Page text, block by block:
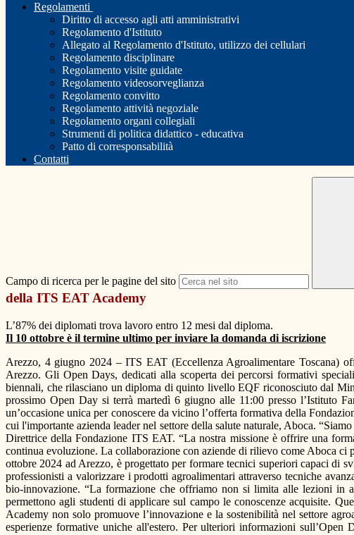
Regolamenti
Diritto di accesso agli atti amministrativi
Regolamento d'Istituto
Allegato al Regolamento d'Istituto, utilizzo dei cellulari
Regolamento disciplinare
Regolamento visite guidate
Regolamento videosorveglianza
Regolamento convitto
Regolamento attività negoziale
Regolamento organi collegiali
Strumenti di politica didattico - educativa
Patto di corresponsabilità
Contatti
Campo di ricerca per le pagine del sito
della ITS EAT Academy
L’87% dei diplomati trova lavoro entro 12 mesi dal diploma.
Il 10 ottobre è il termine ultimo per inviare la domanda di iscrizione
Arezzo, 4 giugno 2024 – ITS EAT (Eccellenza Agroalimentare Toscana)
Arezzo. Gli Open Days, dedicati alla scoperta dei percorsi formativi
biennali, che rilasciano un diploma di quinto livello EQF riconosciuto dal
prossimo Open Day si terrà martedì 6 giugno alle 11:00 presso l’Istituto
un’occasione unica per conoscere da vicino l’offerta formativa della
cui l'importante azienda leader nel settore della salute naturale, Aboca.
Direttrice della Fondazione ITS EAT. “La nostra missione è offrire una
continua evoluzione. La collaborazione con aziende di rilievo come Aboca
ottobre 2024 ad Arezzo, è progettato per formare tecnici superiori capaci di
professionisti a valorizzare i prodotti agroalimentari attraverso tecniche
bio-innovazione. “La formazione che offriamo non si limita alle lezioni in
permettono agli studenti di applicare sul campo le conoscenze acquisite.
Academy non solo promuove l’innovazione e la sostenibilità nel settore
esperienze formative uniche all'estero. Per ulteriori informazioni